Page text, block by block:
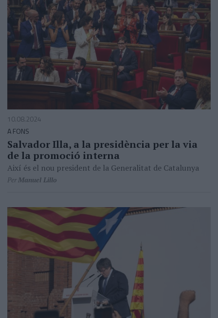
10.08.2024
A FONS
Salvador Illa, a la presidència per la via
de la promoció interna
Així és el nou president de la Generalitat de Catalunya
PerManuel Lillo